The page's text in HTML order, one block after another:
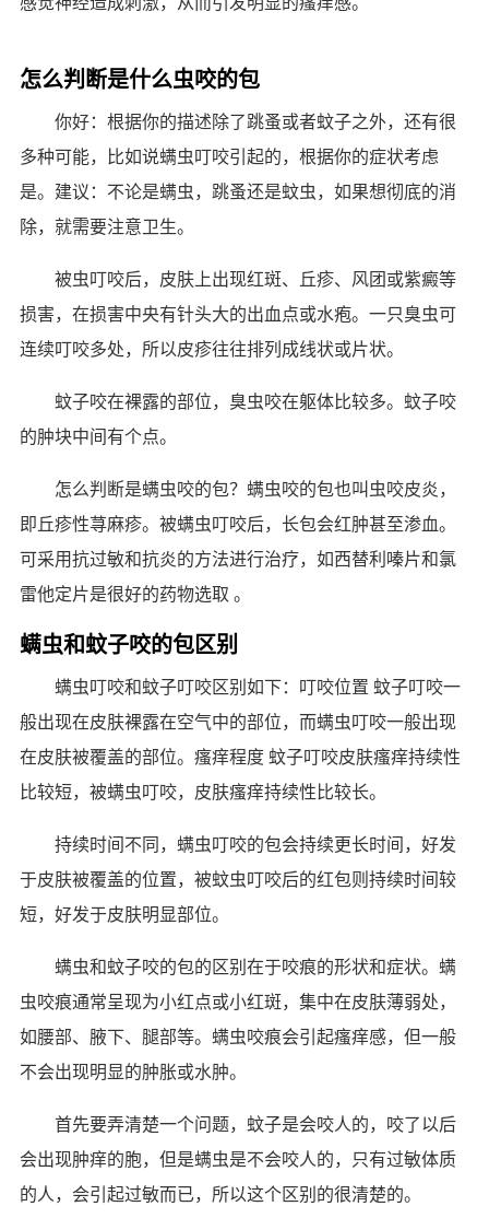
怎么判断是什么虫咬的包
你好：根据你的描述除了跳蚤或者蚊子之外，还有很
多种可能，比如说螨虫叮咬引起的，根据你的症状考虑
是。建议：不论是螨虫，跳蚤还是蚊虫，如果想彻底的消
除，就需要注意卫生。
被虫叮咬后，皮肤上出现红斑、丘疹、风团或紫癜等
损害，在损害中央有针头大的出血点或水疱。一只臭虫可
连续叮咬多处，所以皮疹往往排列成线状或片状。
蚊子咬在裸露的部位，臭虫咬在躯体比较多。蚊子咬
的肿块中间有个点。
怎么判断是螨虫咬的包？螨虫咬的包也叫虫咬皮炎，
即丘疹性荨麻疹。被螨虫叮咬后，长包会红肿甚至渗血。
可采用抗过敏和抗炎的方法进行治疗，如西替利嗪片和氯
雷他定片是很好的药物选取 。
螨虫和蚊子咬的包区别
螨虫叮咬和蚊子叮咬区别如下：叮咬位置 蚊子叮咬一
般出现在皮肤裸露在空气中的部位，而螨虫叮咬一般出现
在皮肤被覆盖的部位。瘙痒程度 蚊子叮咬皮肤瘙痒持续性
比较短，被螨虫叮咬，皮肤瘙痒持续性比较长。
持续时间不同，螨虫叮咬的包会持续更长时间，好发
于皮肤被覆盖的位置，被蚊虫叮咬后的红包则持续时间较
短，好发于皮肤明显部位。
螨虫和蚊子咬的包的区别在于咬痕的形状和症状。螨
虫咬痕通常呈现为小红点或小红斑，集中在皮肤薄弱处，
如腰部、腋下、腿部等。螨虫咬痕会引起瘙痒感，但一般
不会出现明显的肿胀或水肿。
首先要弄清楚一个问题，蚊子是会咬人的，咬了以后
会出现肿痒的胞，但是螨虫是不会咬人的，只有过敏体质
的人，会引起过敏而已，所以这个区别的很清楚的。